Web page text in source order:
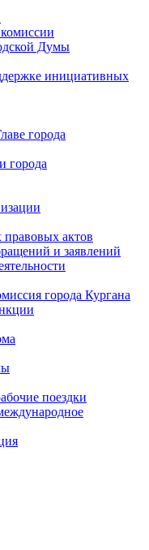
Думы
инициативных
города
города
актов
и заявлений
города Кургана
поездки